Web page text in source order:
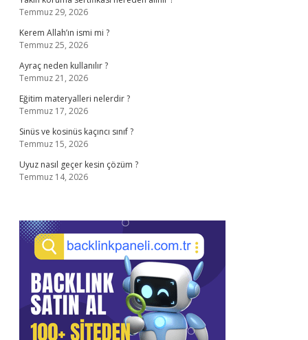
Temmuz 29, 2026
Kerem Allah’ın ismi mi ?
Temmuz 25, 2026
Ayraç neden kullanılır ?
Temmuz 21, 2026
Eğitim materyalleri nelerdir ?
Temmuz 17, 2026
Sinüs ve kosinüs kaçıncı sınıf ?
Temmuz 15, 2026
Uyuz nasıl geçer kesin çözüm ?
Temmuz 14, 2026